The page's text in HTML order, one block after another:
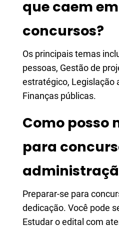
que caem em
concursos?
Os principais temas
pessoas, Gestão de
estratégico, Legislação
Finanças públicas.
Como posso
para
Preparar-se para
dedicação. Você pode
Estudar o edital com